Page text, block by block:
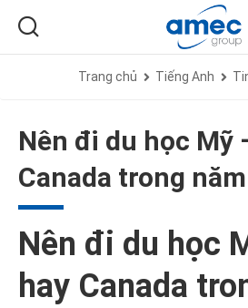
Trang chủ Tiếng Anh
Nên đi du học Mỹ
Canada trong
Nên đi du học
hay Canada